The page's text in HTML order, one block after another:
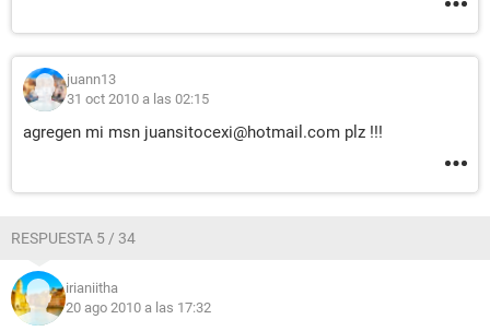
juann13
31 oct 2010 a las 02:15
agregen mi msn juansitocexi@hotmail.com plz !!!
RESPUESTA 5 / 34
irianiitha
20 ago 2010 a las 17:32